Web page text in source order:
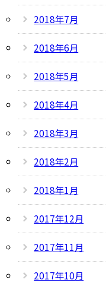
2018年7月
2018年6月
2018年5月
2018年4月
2018年3月
2018年2月
2018年1月
2017年12月
2017年11月
2017年10月